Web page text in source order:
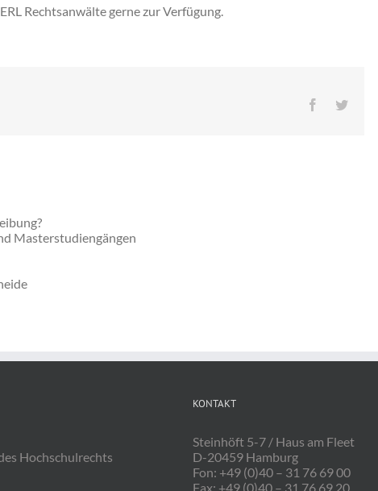
Rechtsanwälte gerne zur Verfügung.
FacebookTwitter
Hochschulrechts
KONTAKT
Steinhöft 5-7 / Haus am Fleet
D-20459 Hamburg
Fon: +49 (0)40 – 31 76 69 00
Fax: +49 (0)40 – 31 76 69 20